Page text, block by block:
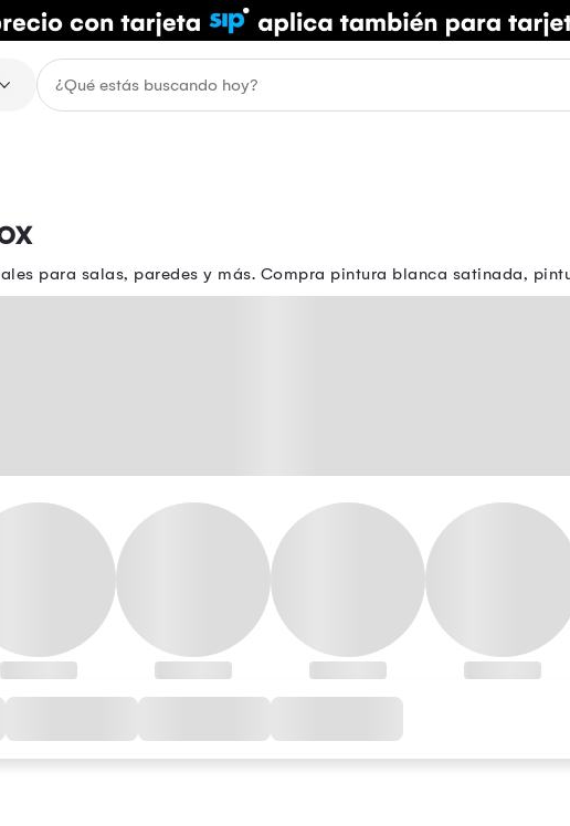
para salas, paredes y más. Compra pintura blanca satinada,